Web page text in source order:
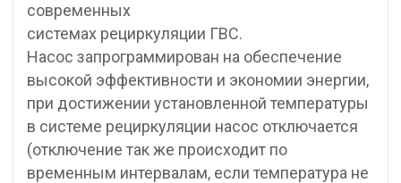
современных
системах рециркуляции ГВС.
Насос запрограммирован на обеспечение
высокой эффективности и экономии энергии,
при достижении установленной температуры
в системе рециркуляции насос отключается
(отключение так же происходит по
временным интервалам, если температура не